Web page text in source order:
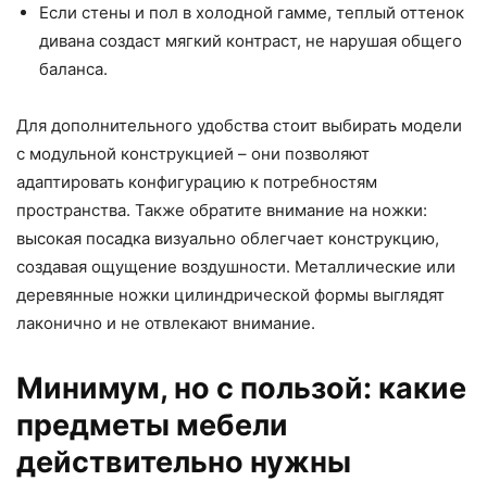
Если стены и пол в холодной гамме, теплый оттенок
дивана создаст мягкий контраст, не нарушая общего
баланса.
Для дополнительного удобства стоит выбирать модели
с модульной конструкцией – они позволяют
адаптировать конфигурацию к потребностям
пространства. Также обратите внимание на ножки:
высокая посадка визуально облегчает конструкцию,
создавая ощущение воздушности. Металлические или
деревянные ножки цилиндрической формы выглядят
лаконично и не отвлекают внимание.
Минимум, но с пользой: какие
предметы мебели
действительно нужны